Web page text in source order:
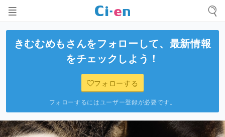
きむむめも さんをフォローして、最新情報
をチェックしよう！
フォローする
フォローするにはユーザー登録が必要です。